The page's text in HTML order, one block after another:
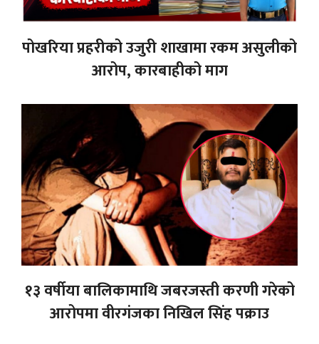
पोखरिया प्रहरीको उजुरी शाखामा रकम असुलीको
आरोप, कारबाहीको माग
१३ वर्षीया बालिकामाथि जबरजस्ती करणी गरेको
आरोपमा वीरगंजका निखिल सिंह पक्राउ